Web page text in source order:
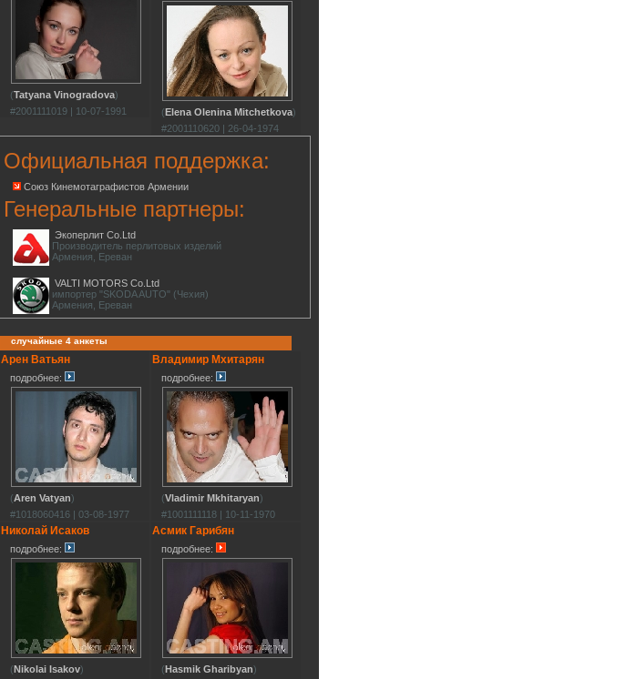
(Tatyana Vinogradova)
#2001111019 | 10-07-1991
(Elena Olenina Mitchetkova)
#2001110620 | 26-04-1974
Официальная поддержка:
Союз Кинемотаграфистов Армении
Генеральные партнеры:
Экоперлит Co.Ltd
Производитель перлитовых изделий
Армения, Ереван
VALTI MOTORS Co.Ltd
импортер "SKODA AUTO" (Чехия)
Армения, Ереван
случайные 4 анкеты
Арен Ватьян
подробнее:
(Aren Vatyan)
#1018060416 | 03-08-1977
Владимир Мхитарян
подробнее:
(Vladimir Mkhitaryan)
#1001111118 | 10-11-1970
Николай Исаков
подробнее:
(Nikolai Isakov)
Асмик Гарибян
подробнее:
(Hasmik Gharibyan)